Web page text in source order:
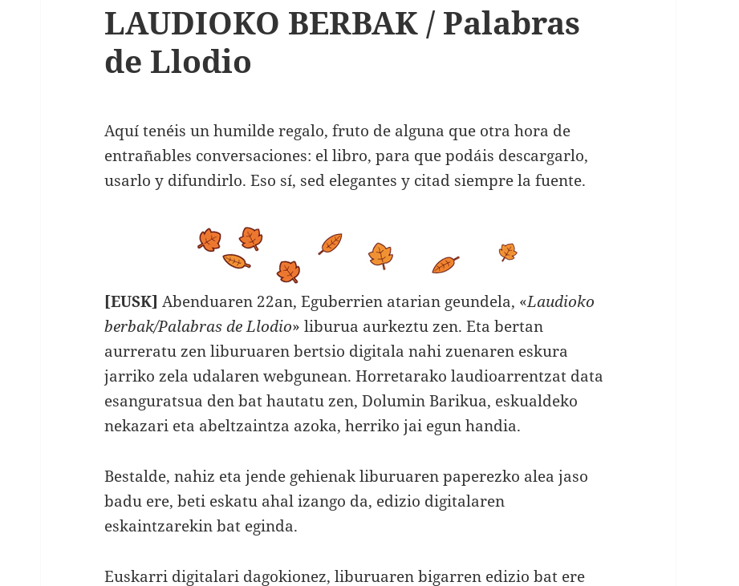
LAUDIOKO BERBAK / Palabras
de Llodio
Aquí tenéis un humilde regalo, fruto de alguna que otra hora de
entrañables conversaciones: el libro, para que podáis descargarlo,
usarlo y difundirlo. Eso sí, sed elegantes y citad siempre la fuente.
[EUSK] Abenduaren 22an, Eguberrien atarian geundela, «Laudioko
berbak/Palabras de Llodio» liburua aurkeztu zen. Eta bertan
aurreratu zen liburuaren bertsio digitala nahi zuenaren eskura
jarriko zela udalaren webgunean. Horretarako laudioarrentzat data
esanguratsua den bat hautatu zen, Dolumin Barikua, eskualdeko
nekazari eta abeltzaintza azoka, herriko jai egun handia.
Bestalde, nahiz eta jende gehienak liburuaren paperezko alea jaso
badu ere, beti eskatu ahal izango da, edizio digitalaren
eskaintzarekin bat eginda.
Euskarri digitalari dagokionez, liburuaren bigarren edizio bat ere